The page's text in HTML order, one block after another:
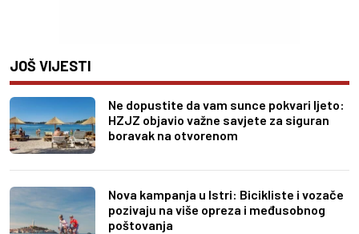
JOŠ VIJESTI
Ne dopustite da vam sunce pokvari ljeto:
HZJZ objavio važne savjete za siguran
boravak na otvorenom
Nova kampanja u Istri: Bicikliste i vozače
pozivaju na više opreza i međusobnog
poštovanja